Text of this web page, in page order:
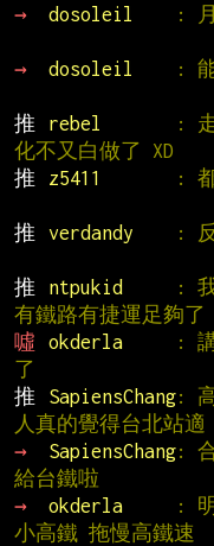
→
dosoleil
:
→
dosoleil
:
推
rebel
:
化不又白做了 XD
推
z5411
:
推
verdandy
:
推
ntpukid
:
有鐵路有捷運足夠了
噓
okderla
:
了
推
SapiensChang:
人真的覺得台北站適
→
SapiensChang:
給台鐵啦
→
okderla
:
小高鐵 拖慢高鐵速